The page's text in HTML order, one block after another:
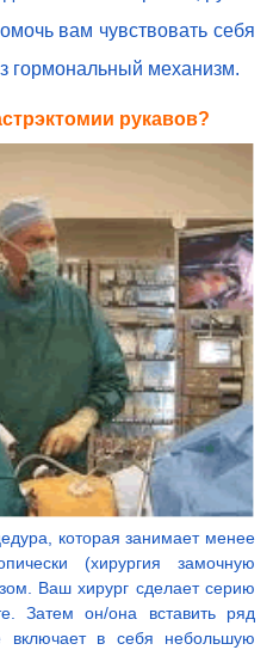
вам чувствовать себя
гормональный механизм.
рукавов?
которая занимает менее
(хирургия замочную
Ваш хирург сделает серию
Затем он/она вставить ряд
включает в себя небольшую